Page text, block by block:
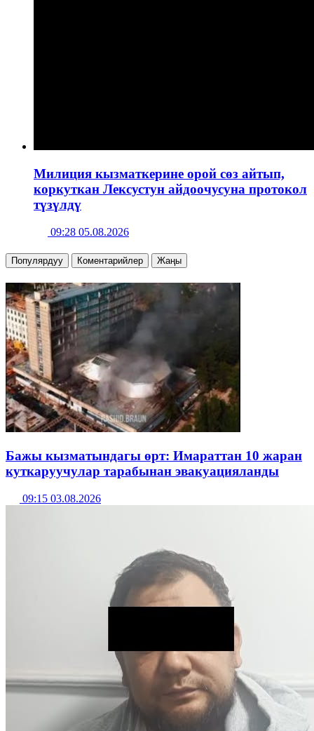
Милиция кызматкерине орой сөз айтып,
коркуткан Лексустун айдоочусуна протокол
түзүлдү
09:28 05.08.2026
Популярдуу Коментарийлер Жаңы
Бажы кызматындагы өрт: Имараттан 10 жаран
куткаруучулар тарабынан эвакуацияланды
09:15 03.08.2026